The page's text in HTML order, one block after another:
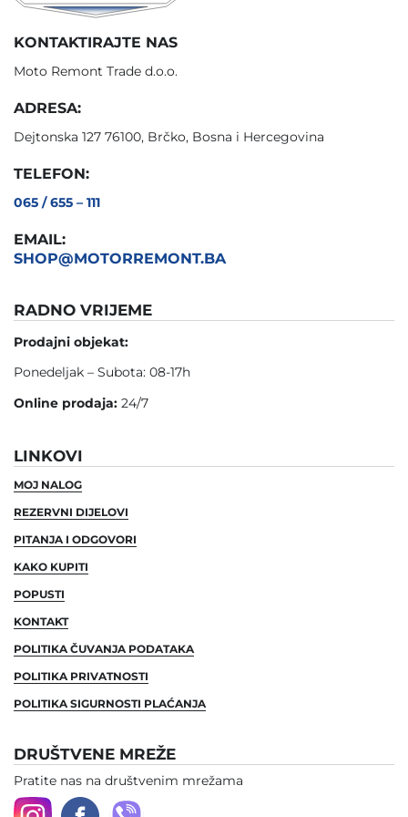
KONTAKTIRAJTE NAS
Moto Remont Trade d.o.o.
ADRESA:
Dejtonska 127 76100, Brčko, Bosna i Hercegovina
TELEFON:
065 / 655 – 111
EMAIL:
SHOP@MOTORREMONT.BA
RADNO VRIJEME
Prodajni objekat:
Ponedeljak – Subota: 08-17h
Online prodaja: 24/7
LINKOVI
MOJ NALOG
REZERVNI DIJELOVI
PITANJA I ODGOVORI
KAKO KUPITI
POPUSTI
KONTAKT
POLITIKA ČUVANJA PODATAKA
POLITIKA PRIVATNOSTI
POLITIKA SIGURNOSTI PLAĆANJA
DRUŠTVENE MREŽE
Pratite nas na društvenim mrežama